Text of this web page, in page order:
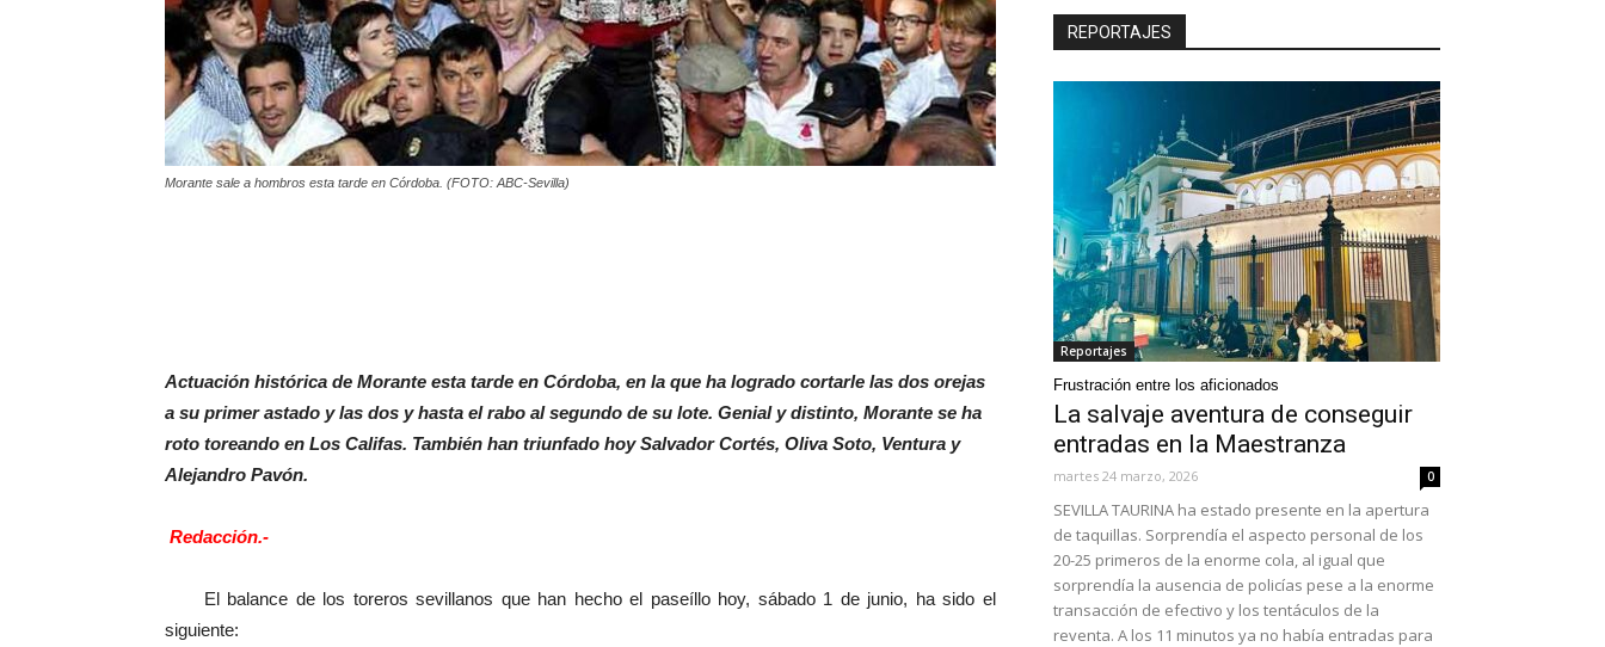
Morante sale a hombros esta tarde en Córdoba. (FOTO: ABC-Sevilla)
Actuación histórica de Morante esta tarde en Córdoba, en la que ha logrado cortarle las dos orejas
a su primer astado y las dos y hasta el rabo al segundo de su lote. Genial y distinto, Morante se ha
roto toreando en Los Califas. También han triunfado hoy Salvador Cortés, Oliva Soto, Ventura y
Alejandro Pavón.
Redacción.-
El balance de los toreros sevillanos que han hecho el paseíllo hoy, sábado 1 de junio, ha sido el
siguiente:
REPORTAJES
Reportajes
Frustración entre los aficionados
La salvaje aventura de conseguir
entradas en la Maestranza
martes 24 marzo, 2026 0
SEVILLA TAURINA ha estado presente en la apertura
de taquillas. Sorprendía el aspecto personal de los
20-25 primeros de la enorme cola, al igual que
sorprendía la ausencia de policías pese a la enorme
transacción de efectivo y los tentáculos de la
reventa. A los 11 minutos ya no había entradas para